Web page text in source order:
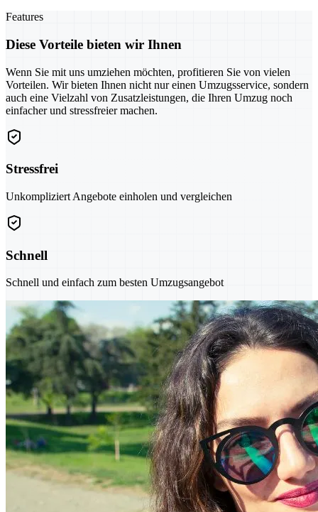
Features
Diese Vorteile bieten wir Ihnen
Wenn Sie mit uns umziehen möchten, profitieren Sie von vielen
Vorteilen. Wir bieten Ihnen nicht nur einen Umzugsservice, sondern
auch eine Vielzahl von Zusatzleistungen, die Ihren Umzug noch
einfacher und stressfreier machen.
Stressfrei
Unkompliziert Angebote einholen und vergleichen
Schnell
Schnell und einfach zum besten Umzugsangebot